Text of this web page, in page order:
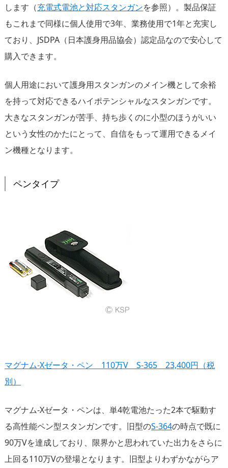
します（充電式電池と対応スタンガンを参照）。製品保証
もこれまで同様に個人使用で3年、業務使用で1年と充実し
ており、JSDPA（日本護身用品協会）認定品なので安心して
購入できます。
個人用途において護身用スタンガンのメイン機として余裕
を持って対応できるハイポテンシャルなスタンガンです。
大きなスタンガンが苦手、持ち歩くのに小型のほうがいい
という女性のかたにとって、自信をもって運用できるメイ
ン機種となります。
ペンタイプ
マグナム-Xゼータ・ペン 110万V S-365 23,400円（税
別）
マグナム-Xゼータ・ペンは、単4乾電池たった2本で駆動す
る高性能ペン型スタンガンです。旧型のS-364の時点で既に
90万Vを達成しており、限界かと思われていた出力をさらに
上回る110万Vの登場となります。旧型よりわずかながらア